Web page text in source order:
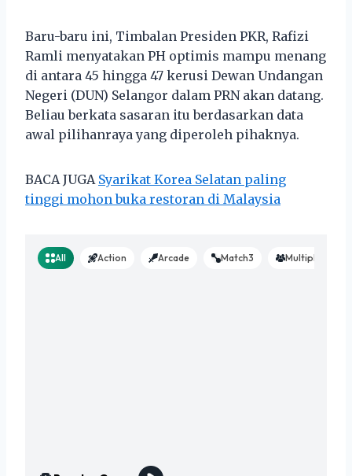
Baru-baru ini, Timbalan Presiden PKR, Rafizi
Ramli menyatakan PH optimis mampu menang
di antara 45 hingga 47 kerusi Dewan Undangan
Negeri (DUN) Selangor dalam PRN akan datang.
Beliau berkata sasaran itu berdasarkan data
awal pilihanraya yang diperoleh pihaknya.
BACA JUGA Syarikat Korea Selatan paling
tinggi mohon buka restoran di Malaysia